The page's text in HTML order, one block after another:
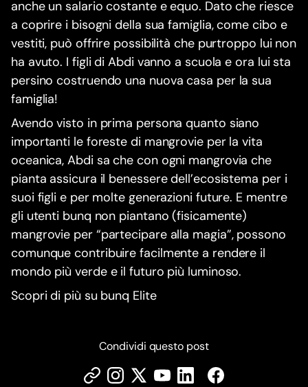
anche un salario costante e equo. Dato che riesce
a coprire i bisogni della sua famiglia, come cibo e
vestiti, può offrire possibilità che purtroppo lui non
ha avuto. I figli di Abdi vanno a scuola e ora lui sta
persino costruendo una nuova casa per la sua
famiglia!
Avendo visto in prima persona quanto siano
importanti le foreste di mangrovie per la vita
oceanica, Abdi sa che con ogni mangrovia che
pianta assicura il benessere dell’ecosistema per i
suoi figli e per molte generazioni future. E mentre
gli utenti bunq non piantano (fisicamente)
mangrovie per “partecipare alla magia”, possono
comunque contribuire facilmente a rendere il
mondo più verde e il futuro più luminoso.
Scopri di più su bunq Elite
Condividi questo post